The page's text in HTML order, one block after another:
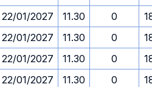
22/01/2027 11.30 0
22/01/2027 11.30 0
22/01/2027 11.30 0
22/01/2027 11.30 0